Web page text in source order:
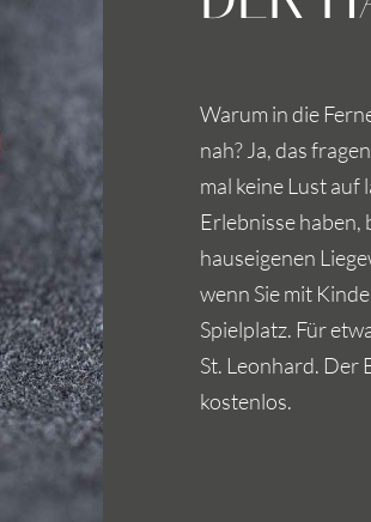
Warum in die
nah? Ja, das
mal keine Lust
Erlebnisse haben,
hauseigenen
wenn Sie mit
Spielplatz. Für
St. Leonhard. Der
kostenlos.